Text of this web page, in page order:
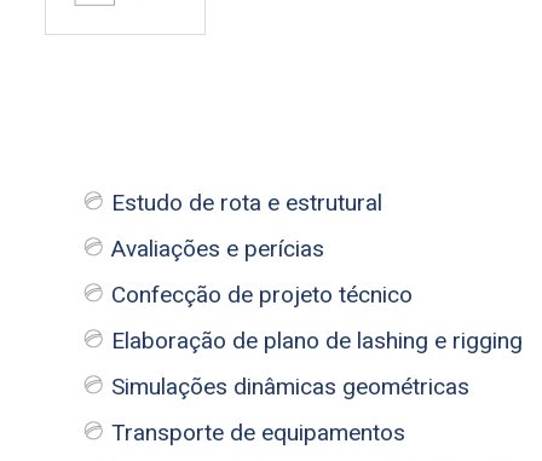
Estudo de rota e estrutural
Avaliações e perícias
Confecção de projeto técnico
Elaboração de plano de lashing e rigging
Simulações dinâmicas geométricas
Transporte de equipamentos